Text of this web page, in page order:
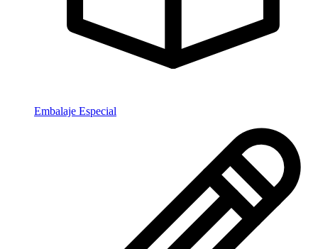
Embalaje Especial